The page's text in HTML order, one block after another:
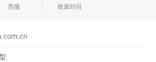
热度
收录时间